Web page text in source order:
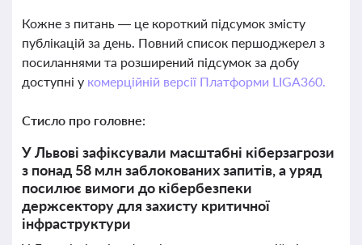
Кожне з питань — це короткий підсумок змісту
публікацій за день. Повний список першоджерел з
посиланнями та розширений підсумок за добу
доступні у комерційній версії Платформи LIGA360.
Стисло про головне:
У Львові зафіксували масштабні кіберзагрози
з понад 58 млн заблокованих запитів, а уряд
посилює вимоги до кібербезпеки
держсектору для захисту критичної
інфраструктури